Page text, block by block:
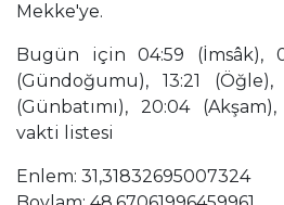
Mekke'ye.
Bugün için 04:59 (İmsâk),
(Gündoğumu), 13:21
(Günbatımı), 20:04
vakti listesi
Enlem: 31,31832695007324